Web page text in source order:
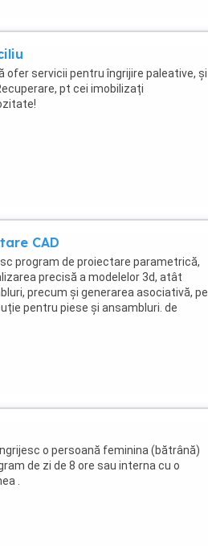
servicii pentru îngrijire paleative, și
pt cei imobilizați
CAD
program de proiectare parametrică,
precisă a modelelor 3d, atât
precum și generarea asociativă, pe
pentru piese și ansambluri. de
o persoană feminina (bătrână)
de zi de 8 ore sau interna cu o
.